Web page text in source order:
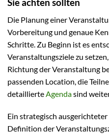
Die Planung einer
Vorbereitung und genaue
Schritte. Zu Beginn ist es
Veranstaltungsziele zu
Richtung der Veranstaltung
passenden Location, die
detaillierte Agendasind
Ein strategisch
Definition der